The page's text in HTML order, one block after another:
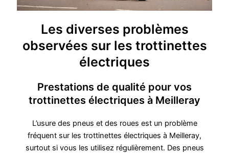
Les diverses problèmes
observées sur les trottinettes
électriques
Prestations de qualité pour vos
trottinettes électriques à Meilleray
L’usure des pneus et des roues est un problème
fréquent sur les trottinettes électriques à Meilleray,
surtout si vous les utilisez régulièrement. Des pneus